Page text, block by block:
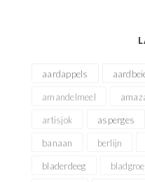
aardappels
amandelmeel
artisjok asperges
banaan berlijn
bladerdeeg